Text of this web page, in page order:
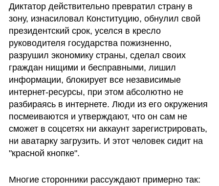
Диктатор действительно превратил страну в
зону, изнасиловал Конституцию, обнулил свой
президентский срок, уселся в кресло
руководителя государства пожизненно,
разрушил экономику страны, сделал своих
граждан нищими и бесправными, лишил
информации, блокирует все независимые
интернет-ресурсы, при этом абсолютно не
разбираясь в интернете. Люди из его окружения
посмеиваются и утверждают, что он сам не
сможет в соцсетях ни аккаунт зарегистрировать,
ни аватарку загрузить. И этот человек сидит на
"красной кнопке".
Многие сторонники рассуждают примерно так: